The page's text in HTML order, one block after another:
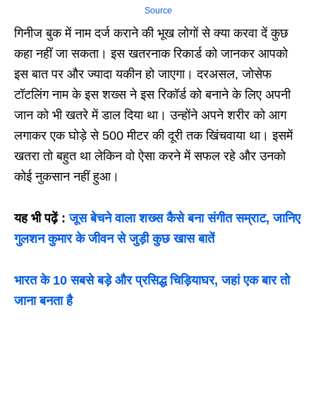
Source
गिनीज बुक में नाम दर्ज कराने की भूख लोगों से क्या करवा दें कुछ
कहा नहीं जा सकता। इस खतरनाक रिकार्ड को जानकर आपको
इस बात पर और ज्यादा यकीन हो जाएगा। दरअसल, जोसेफ
टॉटलिंग नाम के इस शख्स ने इस रिकॉर्ड को बनाने के लिए अपनी
जान को भी खतरे में डाल दिया था। उन्होंने अपने शरीर को आग
लगाकर एक घोड़े से 500 मीटर की दूरी तक खिंचवाया था। इसमें
खतरा तो बहुत था लेकिन वो ऐसा करने में सफल रहे और उनको
कोई नुकसान नहीं हुआ।
यह भी पढ़ें :जूस बेचने वाला शख्स कैसे बना संगीत सम्राट, जानिए
गुलशन कुमार के जीवन से जुड़ी कुछ खास बातें
भारत के 10 सबसे बड़े और प्रसिद्ध चिड़ियाघर, जहां एक बार तो
जाना बनता है